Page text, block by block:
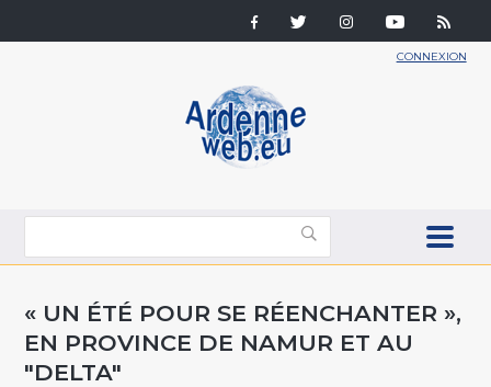
CONNEXION
« UN ÉTÉ POUR SE RÉENCHANTER »,
EN PROVINCE DE NAMUR ET AU
"DELTA"